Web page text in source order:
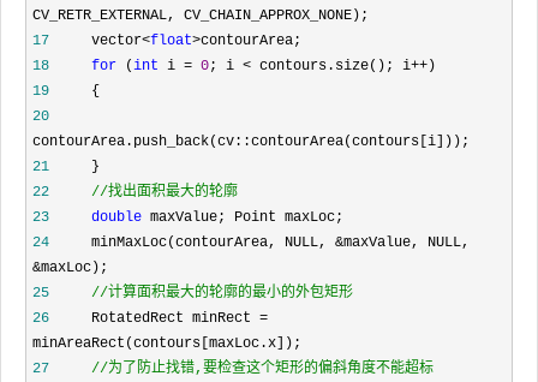
17
     vector<
float>
18
for (int i = 0; i < contours.size(); i++
19
20
21
22
//找出面积最大的轮廓
23
double
24
     minMaxLoc(contourArea, NULL, &maxValue, NULL,
&
25
//计算面积最大的轮廓的最小的外包矩形
26
     RotatedRect minRect =
27
//